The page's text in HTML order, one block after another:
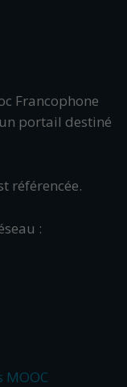
Francophone
portail destiné
référencée.
:
MOOC